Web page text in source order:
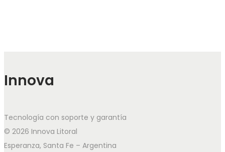
Innova
Tecnología con soporte y garantía
© 2026 Innova Litoral
Esperanza, Santa Fe – Argentina